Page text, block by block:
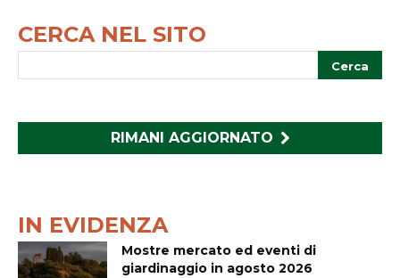
CERCA NEL SITO
RIMANI AGGIORNATO
IN EVIDENZA
Mostre mercato ed eventi di
giardinaggio in agosto 2026